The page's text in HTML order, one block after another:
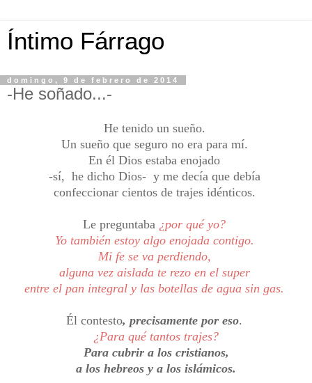
Íntimo Fárrago
domingo, 9 de febrero de 2014
-He soñado...-
He tenido un sueño.
Un sueño que seguro no era para mí.
En él Dios estaba enojado
-sí, he dicho Dios- y me decía que debía
confeccionar cientos de trajes idénticos.
Le preguntaba ¿por qué yo?
Yo también estoy algo enojada contigo.
Mi fe se va perdiendo,
alguna vez aislada te rezo en el super
entre el pan integral y las botellas de agua sin gas.
Él contesto, precisamente por eso.
¿Para qué tantos trajes?
Para cubrir a los cristianos,
a los hebreos y a los islámicos.